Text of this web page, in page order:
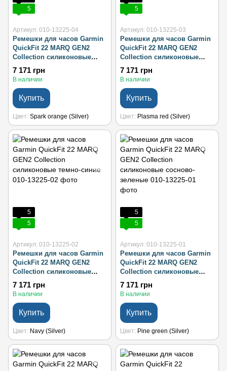
5
Артикул: 010-13225-04
Ремешки для часов Garmin
QuickFit 22 MARQ GEN2
Collection силиконовые
ярко-оранжевые
7 171 грн
В наличии
Купить
Цвет Spark orange (Silver)
5
Артикул: 010-13225-03
Ремешки для часов Garmin
QuickFit 22 MARQ GEN2
Collection силиконовые
плазменно-красные
7 171 грн
В наличии
Купить
Цвет Plasma red (Silver)
5
5
Артикул: 010-13225-02
Ремешки для часов Garmin
QuickFit 22 MARQ GEN2
Collection силиконовые
темно-синие
7 171 грн
В наличии
Купить
Цвет Navy (Silver)
5
5
Артикул: 010-13225-01
Ремешки для часов Garmin
QuickFit 22 MARQ GEN2
Collection силиконовые
сосново-зеленые
7 171 грн
В наличии
Купить
Цвет Pine green (Silver)